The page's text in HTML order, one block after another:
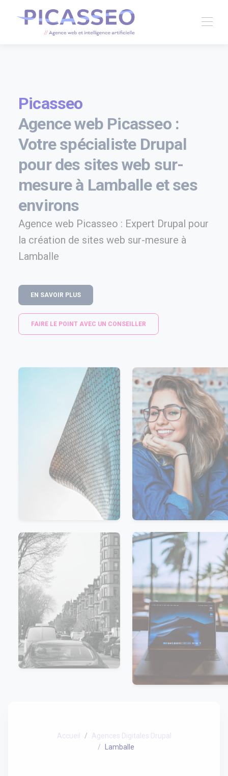
Picasseo
Agence web Picasseo :
Votre spécialiste Drupal
pour des sites web sur-
mesure à Lamballe et ses
environs
Agence web Picasseo : Expert Drupal pour
la création de sites web sur-mesure à
Lamballe
EN SAVOIR PLUS
FAIRE LE POINT AVEC UN CONSEILLER
Accueil
Agences Digitales Drupal
Lamballe